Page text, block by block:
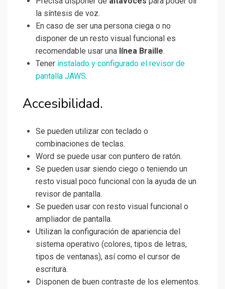
la síntesis de voz.
En caso de ser una persona ciega o no
disponer de un resto visual funcional es
recomendable usar una línea Braille.
Tener instalado y configurado el revisor de
pantalla JAWS.
Accesibilidad.
Se pueden utilizar con teclado o
combinaciones de teclas.
Word se puede usar con puntero de ratón.
Se pueden usar siendo ciego o teniendo un
resto visual poco funcional con la ayuda de un
revisor de pantalla.
Se pueden usar con resto visual funcional o
ampliador de pantalla.
Utilizan la configuración de apariencia del
sistema operativo (colores, tipos de letras,
tipos de ventanas), así como el cursor de
escritura.
Disponen de buen contraste de los elementos.